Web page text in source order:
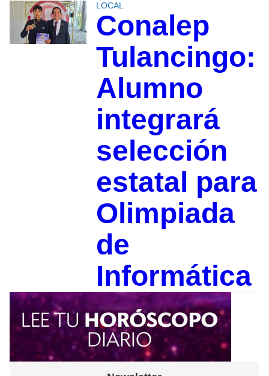
LOCAL
Conalep
Tulancingo:
Alumno
integrará
selección
estatal para
Olimpiada
de
Informática